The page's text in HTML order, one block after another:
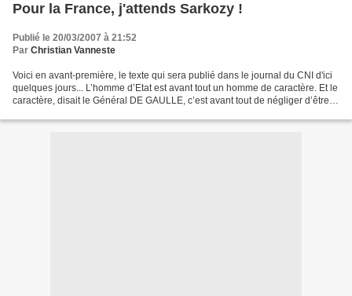
Pour la France, j'attends Sarkozy !
Publié le 20/03/2007 à 21:52
Par Christian Vanneste
Voici en avant-première, le texte qui sera publié dans le journal du CNI d'ici
quelques jours... L’homme d’Etat est avant tout un homme de caractère. Et le
caractère, disait le Général DE GAULLE, c’est avant tout de négliger d’être